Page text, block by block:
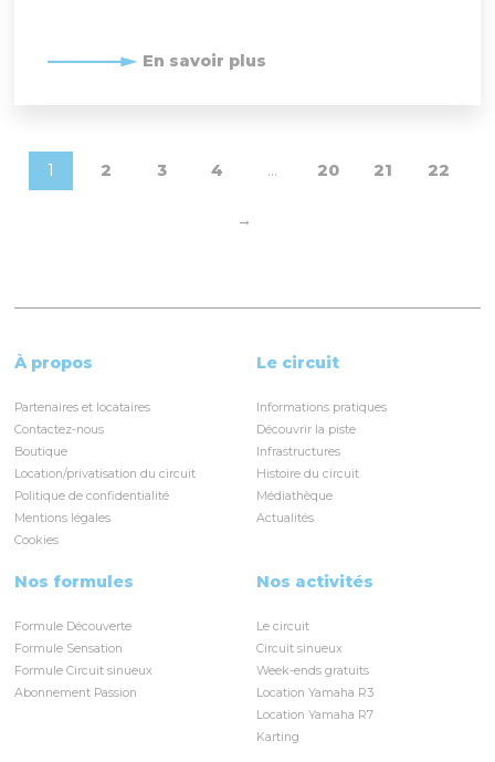
En savoir plus
1 2 3 4 … 20 21 22
→
À propos
Partenaires et locataires
Contactez-nous
Boutique
Location/privatisation du circuit
Politique de confidentialité
Mentions légales
Cookies
Le circuit
Informations pratiques
Découvrir la piste
Infrastructures
Histoire du circuit
Médiathèque
Actualités
Nos formules
Formule Découverte
Formule Sensation
Formule Circuit sinueux
Abonnement Passion
Nos activités
Le circuit
Circuit sinueux
Week-ends gratuits
Location Yamaha R3
Location Yamaha R7
Karting